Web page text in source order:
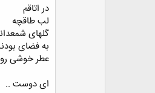
در اتاقم
لب طاقچه
گلهای
به فضای
عطر خوشی رو
ای دوست ..